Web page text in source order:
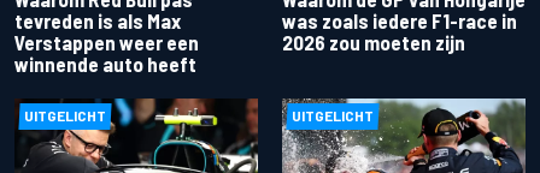
tevreden is als Max
Verstappen weer een
winnende auto heeft
was zoals iedere F1-race in
2026 zou moeten zijn
UITGELICHT UITGELICHT